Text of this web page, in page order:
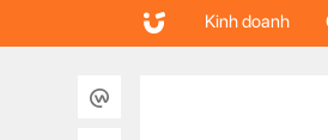
Kinh doanh